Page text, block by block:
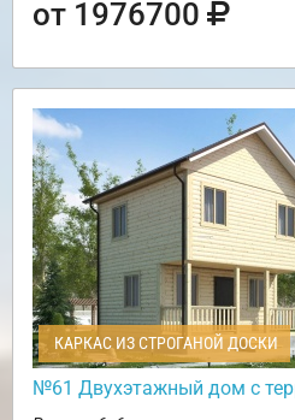
от 1976700
КАРКАС ИЗ СТРОГАНОЙ ДОСКИ
№61 Двухэтажный дом с